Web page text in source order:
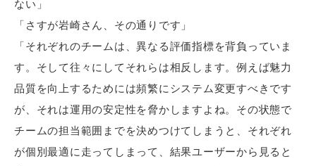
ない」
「さすが岩崎さん、その通りです」
「それぞれのチームは、異なる評価指標を背負っていま
す。そして往々にしてそれらは相反します。例えば魅力
品質を向上するためには頻繁にシステム変更すべきです
が、それは運用の安定性を脅かしますよね。その状態で
チームの担当範囲までを決めつけてしまうと、それぞれ
が個別最適に走ってしまって、結果ユーザーから見ると